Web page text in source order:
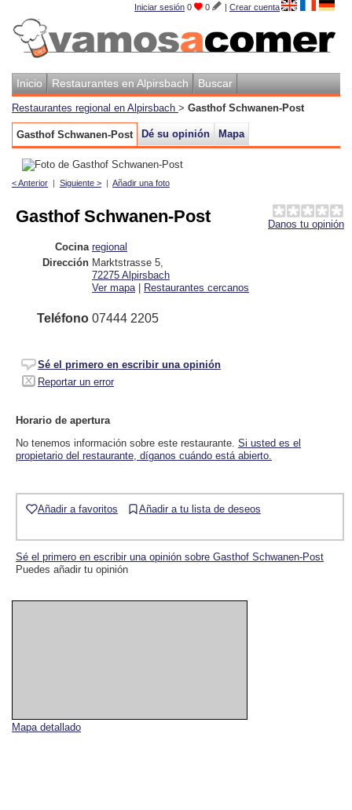
Iniciar sesión 0 0 | Crear cuenta
Inicio Restaurantes en Alpirsbach Buscar
Restaurantes regional en Alpirsbach > Gasthof Schwanen-Post
Gasthof Schwanen-Post Dé su opinión Mapa
< Anterior | Siguiente > | Añadir una foto
Mapa detallado
Danos tu opinión
Gasthof Schwanen-Post
Cocina regional
Dirección Marktstrasse 5
72275 Alpirsbach
Ver mapa | Restaurantes cercanos
Teléfono 07444 2205
Sé el primero en escribir una opinión
Reportar un error
Horario de apertura
No tenemos información sobre este restaurante. Si usted es el
propietario del restaurante, díganos cuándo está abierto.
Añadir a favoritos Añadir a tu lista de deseos
Sé el primero en escribir una opinión sobre Gasthof Schwanen-Post
Puedes añadir tu opinión